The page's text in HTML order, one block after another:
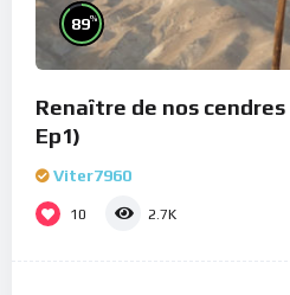
89%
Renaître de nos
Ep1)
Viter7960
10 2.7K